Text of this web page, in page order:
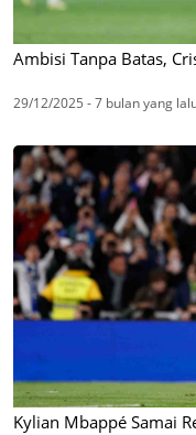
Ambisi Tanpa Batas,
29/12/2025 - 7 bulan yang
Kylian Mbappé Samai